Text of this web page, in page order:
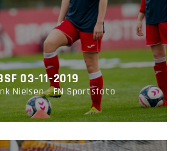
03-11-2019
Nielsen - FN Sportsfoto